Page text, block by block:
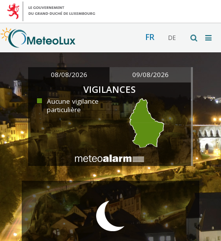
FR DE
08/08/2026 09/08/2026
VIGILANCES
Aucune vigilance
particulière